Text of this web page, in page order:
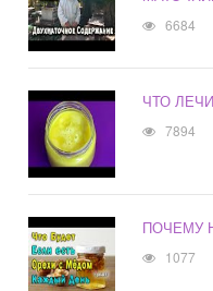
6684
ЧТО
7894
ПОЧЕМУ
1077